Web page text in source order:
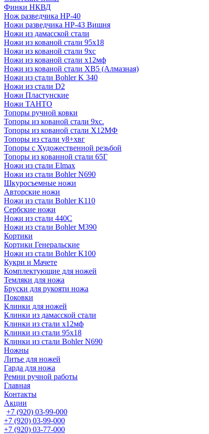
Финки НКВД
Нож разведчика НР-40
Ножи разведчика НР-43 Вишня
Ножи из дамасской стали
Ножи из кованой стали 95х18
Ножи из кованой стали 9хс
Ножи из кованой стали х12мф
Ножи из кованой стали ХВ5 (Алмазная)
Ножи из стали Bohler K 340
Ножи из стали D2
Ножи Пластунские
Ножи ТАНТО
Топоры ручной ковки
Топоры из кованой стали 9хс.
Топоры из кованой стали Х12МФ
Топоры из стали у8+хвг
Топоры с Художественной резьбой
Топоры из кованной стали 65Г
Ножи из стали Elmax
Ножи из стали Bohler N690
Шкуросъемные ножи
Авторские ножи
Ножи из стали Bohler K110
Сербские ножи
Ножи из стали 440С
Ножи из стали Bohler M390
Кортики
Кортики Генеральские
Ножи из стали Bohler K100
Кукри и Мачете
Комплектующие для ножей
Темляки для ножа
Бруски для рукояти ножа
Поковки
Клинки для ножей
Клинки из дамасской стали
Клинки из стали х12мф
Клинки из стали 95х18
Клинки из стали Bohler N690
Ножны
Литье для ножей
Гарда для ножа
Ремни ручной работы
Главная
Контакты
Акции
+7 (920) 03-99-000
+7 (920) 03-99-000
+7 (920) 03-77-000